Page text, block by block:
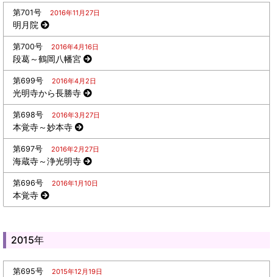
第701号 2016年11月27日
明月院
第700号 2016年4月16日
段葛～鶴岡八幡宮
第699号 2016年4月2日
光明寺から長勝寺
第698号 2016年3月27日
本覚寺～妙本寺
第697号 2016年2月27日
海蔵寺～浄光明寺
第696号 2016年1月10日
本覚寺
2015年
第695号 2015年12月19日